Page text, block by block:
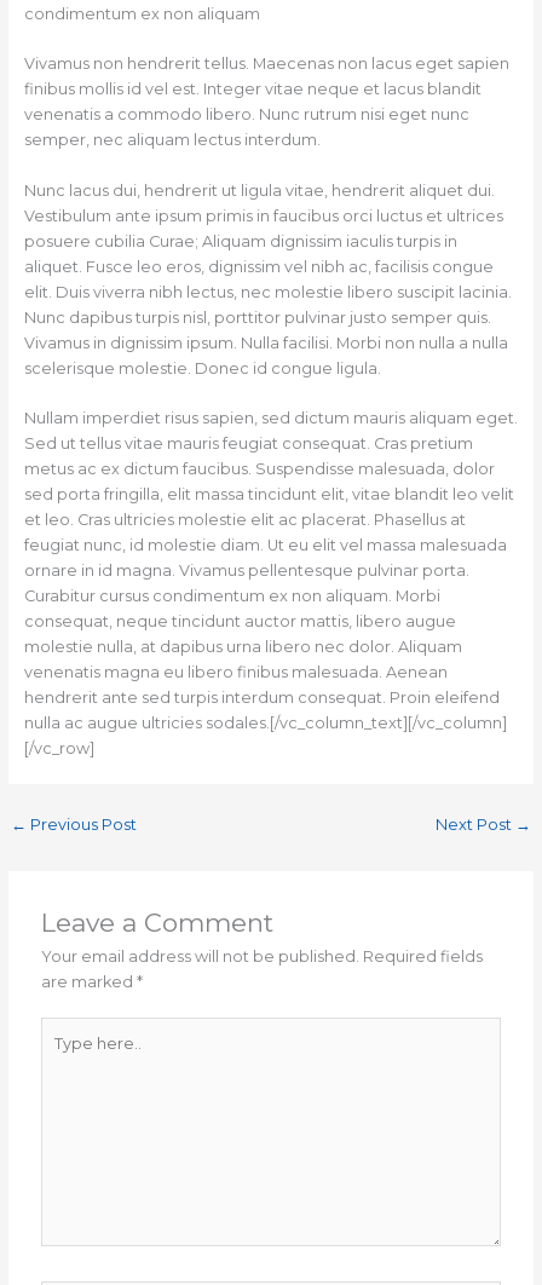
condimentum ex non aliquam
Vivamus non hendrerit tellus. Maecenas non lacus eget sapien
finibus mollis id vel est. Integer vitae neque et lacus blandit
venenatis a commodo libero. Nunc rutrum nisi eget nunc
semper, nec aliquam lectus interdum.
Nunc lacus dui, hendrerit ut ligula vitae, hendrerit aliquet dui.
Vestibulum ante ipsum primis in faucibus orci luctus et ultrices
posuere cubilia Curae; Aliquam dignissim iaculis turpis in
aliquet. Fusce leo eros, dignissim vel nibh ac, facilisis congue
elit. Duis viverra nibh lectus, nec molestie libero suscipit lacinia.
Nunc dapibus turpis nisl, porttitor pulvinar justo semper quis.
Vivamus in dignissim ipsum. Nulla facilisi. Morbi non nulla a nulla
scelerisque molestie. Donec id congue ligula.
Nullam imperdiet risus sapien, sed dictum mauris aliquam eget.
Sed ut tellus vitae mauris feugiat consequat. Cras pretium
metus ac ex dictum faucibus. Suspendisse malesuada, dolor
sed porta fringilla, elit massa tincidunt elit, vitae blandit leo velit
et leo. Cras ultricies molestie elit ac placerat. Phasellus at
feugiat nunc, id molestie diam. Ut eu elit vel massa malesuada
ornare in id magna. Vivamus pellentesque pulvinar porta.
Curabitur cursus condimentum ex non aliquam. Morbi
consequat, neque tincidunt auctor mattis, libero augue
molestie nulla, at dapibus urna libero nec dolor. Aliquam
venenatis magna eu libero finibus malesuada. Aenean
hendrerit ante sed turpis interdum consequat. Proin eleifend
nulla ac augue ultricies sodales.[/vc_column_text][/vc_column]
[/vc_row]
← Previous Post Next Post →
Leave a Comment
Your email address will not be published. Required fields
are marked*
here..